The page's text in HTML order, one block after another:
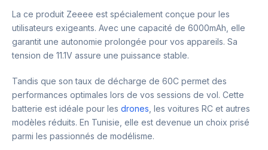
La ce produit Zeeee est spécialement conçue pour les
utilisateurs exigeants. Avec une capacité de 6000mAh, elle
garantit une autonomie prolongée pour vos appareils. Sa
tension de 11.1V assure une puissance stable.
Tandis que son taux de décharge de 60C permet des
performances optimales lors de vos sessions de vol. Cette
batterie est idéale pour les drones , les voitures RC et autres
modèles réduits. En Tunisie, elle est devenue un choix prisé
parmi les passionnés de modélisme.